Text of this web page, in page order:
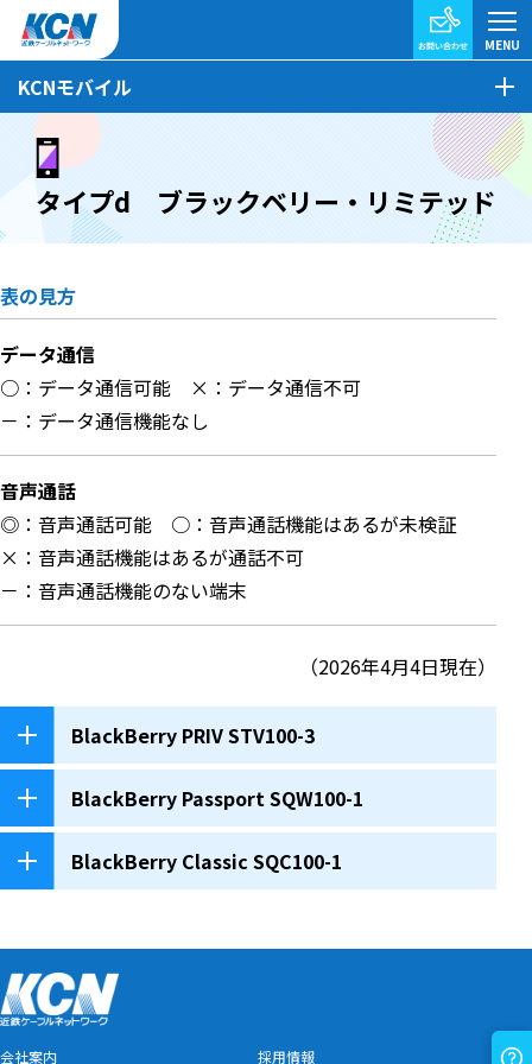
タイプd ブラックベリー・リミテッド
KCNモバイル
表の見方
データ通信
○：データ通信可能
×：データ通信不可
－：データ通信機能なし
音声通話
◎：音声通話可能 ○：音声通話機能はあるが未検証
×：音声通話機能はあるが通話不可
－：音声通話機能のない端末
（2026年4月4日現在）
BlackBerry PRIV STV100-3
BlackBerry Passport SQW100-1
BlackBerry Classic SQC100-1
会社案内 採用情報